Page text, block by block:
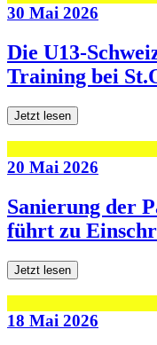
30 Mai 2026
Die U13-
Training bei
Jetzt lesen
20 Mai 2026
Sanierung der
führt zu
Jetzt lesen
18 Mai 2026